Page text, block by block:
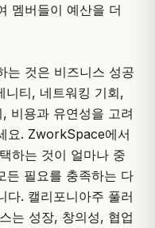
멤버들이 예산을 더
는 것은 비즈니스 성공
니티, 네트워킹 기회,
비용과 유연성을 고려
요. ZworkSpace에서
하는 것이 얼마나 중
든 필요를 충족하는 다
다. 캘리포니아주 풀러
는 성장, 창의성, 협업